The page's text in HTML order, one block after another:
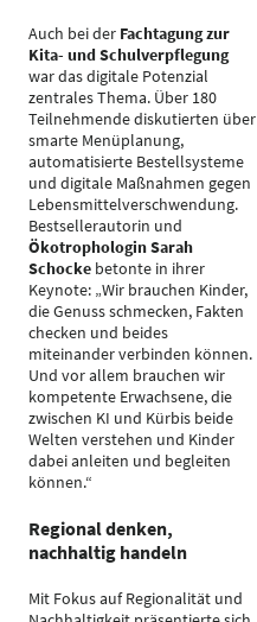
Auch bei der Fachtagung zur
Kita- und Schulverpflegung
war das digitale Potenzial
zentrales Thema. Über 180
Teilnehmende diskutierten über
smarte Menüplanung,
automatisierte Bestellsysteme
und digitale Maßnahmen gegen
Lebensmittelverschwendung.
Bestsellerautorin und
Ökotrophologin Sarah
Schocke betonte in ihrer
Keynote: „Wir brauchen Kinder,
die Genuss schmecken, Fakten
checken und beides
miteinander verbinden können.
Und vor allem brauchen wir
kompetente Erwachsene, die
zwischen KI und Kürbis beide
Welten verstehen und Kinder
dabei anleiten und begleiten
können.“
Regional denken,
nachhaltig handeln
Mit Fokus auf Regionalität und